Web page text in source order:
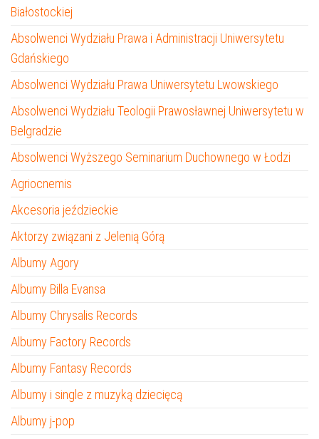
Białostockiej
Absolwenci Wydziału Prawa i Administracji Uniwersytetu
Gdańskiego
Absolwenci Wydziału Prawa Uniwersytetu Lwowskiego
Absolwenci Wydziału Teologii Prawosławnej Uniwersytetu w
Belgradzie
Absolwenci Wyższego Seminarium Duchownego w Łodzi
Agriocnemis
Akcesoria jeździeckie
Aktorzy związani z Jelenią Górą
Albumy Agory
Albumy Billa Evansa
Albumy Chrysalis Records
Albumy Factory Records
Albumy Fantasy Records
Albumy i single z muzyką dziecięcą
Albumy j-pop